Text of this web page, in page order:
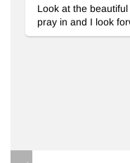
El Dokuma
207 cm x 295 cm
44.692TL
Look at the
pray in and I look